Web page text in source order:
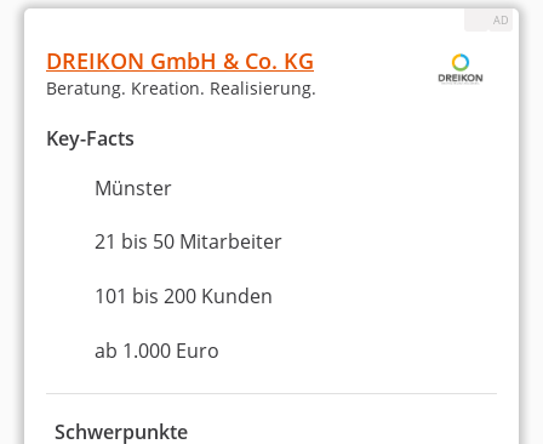
DREIKON GmbH & Co. KG
Beratung. Kreation. Realisierung.
Key-Facts
Münster
21 bis 50 Mitarbeiter
101 bis 200 Kunden
ab 1.000 Euro
Schwerpunkte